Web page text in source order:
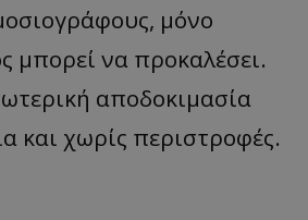
μόνο
μπορεί να προκαλέσει.
αποδοκιμασία
και χωρίς περιστροφές.